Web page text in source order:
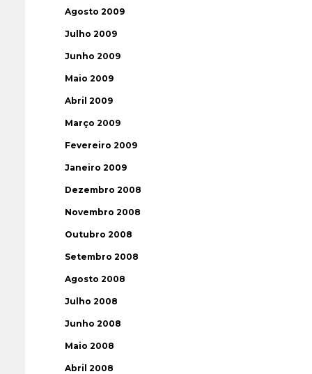
Agosto 2009
Julho 2009
Junho 2009
Maio 2009
Abril 2009
Março 2009
Fevereiro 2009
Janeiro 2009
Dezembro 2008
Novembro 2008
Outubro 2008
Setembro 2008
Agosto 2008
Julho 2008
Junho 2008
Maio 2008
Abril 2008